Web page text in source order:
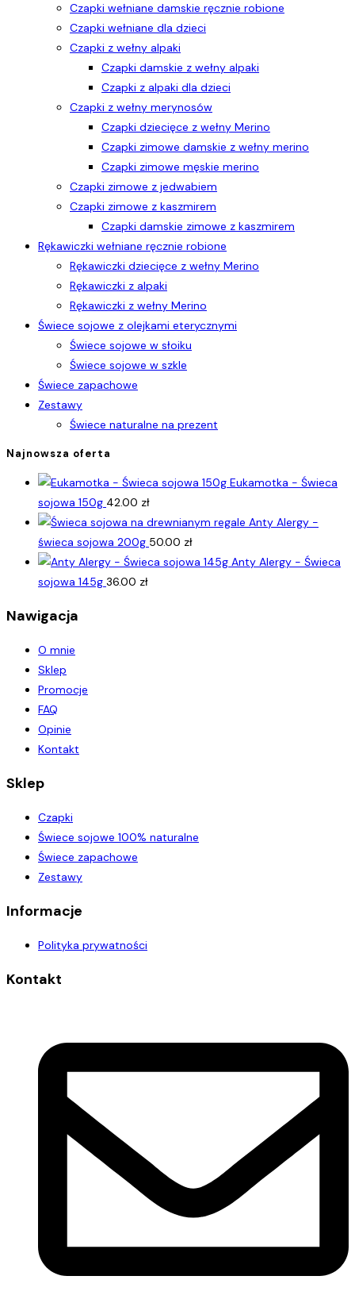
Czapki wełniane damskie ręcznie robione
Czapki wełniane dla dzieci
Czapki z wełny alpaki
Czapki damskie z wełny alpaki
Czapki z alpaki dla dzieci
Czapki z wełny merynosów
Czapki dziecięce z wełny Merino
Czapki zimowe damskie z wełny merino
Czapki zimowe męskie merino
Czapki zimowe z jedwabiem
Czapki zimowe z kaszmirem
Czapki damskie zimowe z kaszmirem
Rękawiczki wełniane ręcznie robione
Rękawiczki dziecięce z wełny Merino
Rękawiczki z alpaki
Rękawiczki z wełny Merino
Świece sojowe z olejkami eterycznymi
Świece sojowe w słoiku
Świece sojowe w szkle
Świece zapachowe
Zestawy
Świece naturalne na prezent
Najnowsza oferta
Eukamotka - Świeca
sojowa 150g 42.00 zł
Anty Alergy -
świeca sojowa 200g 50.00 zł
Anty Alergy - Świeca
sojowa 145g 36.00 zł
Nawigacja
O mnie
Sklep
Promocje
FAQ
Opinie
Kontakt
Sklep
Czapki
Świece sojowe 100% naturalne
Świece zapachowe
Zestawy
Informacje
Polityka prywatności
Kontakt